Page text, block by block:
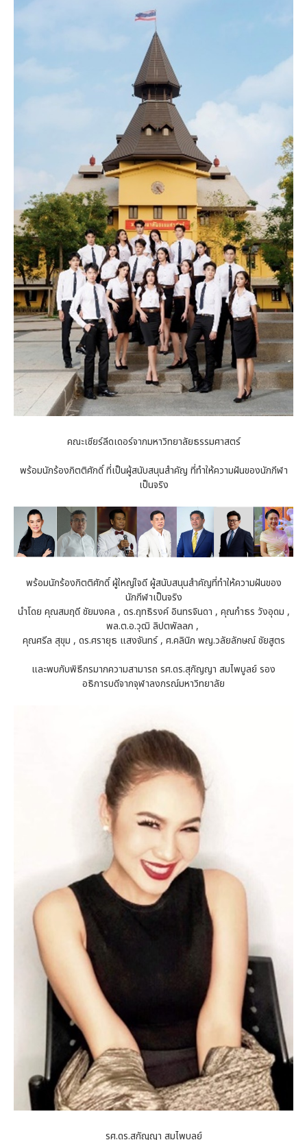
คณะเชียร์ลีดเดอร์จากมหาวิทยาลัยธรรมศาสตร์
พร้อมนักร้องกิตติศักดิ์ ที่เป็นผู้สนับสนุนสำคัญ ที่ทำให้ความฝันของนักกีฬา
เป็นจริง
พร้อมนักร้องกิตติศักดิ์ ผู้ใหญ่ใจดี ผู้สนับสนุนสำคัญที่ทำให้ความฝันของ
นักกีฬาเป็นจริง
นำโดย คุณสมฤดี ชัยมงคล , ดร.ฤทธิรงค์ อินทรจินดา , คุณกำธร วังอุดม ,
พล.ต.อ.วุฒิ ลิปตพัลลภ ,
คุณศรีล สุขุม , ดร.ศรายุธ แสงจันทร์ , ศ.คลินิก พญ.วลัยลักษณ์ ชัยสูตร
และพบกับพิธีกรมากความสามารถ รศ.ดร.สุกัญญา สมไพบูลย์ รอง
อธิการบดีจากจุฬาลงกรณ์มหาวิทยาลัย
รศ.ดร.สุกัญญา สมไพบูลย์